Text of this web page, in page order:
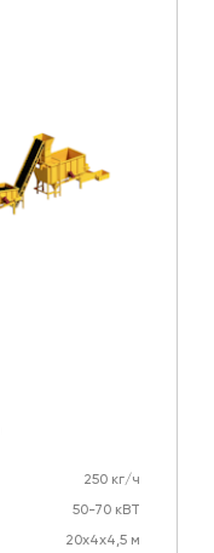
250 кг/ч
50-70 кВТ
20х4х4,5 м